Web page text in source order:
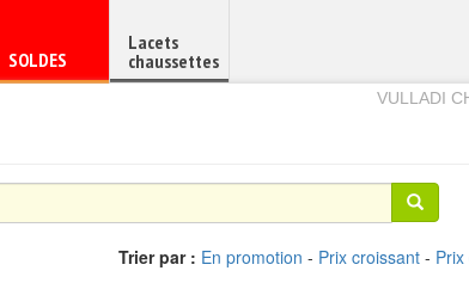
Chaussure
en
SOLDES
Lacets
chaussettes
VULLADI
Trier par : En promotion - Prix croissant -